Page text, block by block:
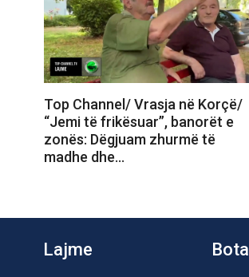
Top Channel/ Vrasja në Korçë/
“Jemi të frikësuar”, banorët e
zonës: Dëgjuam zhurmë të
madhe dhe…
Lajme Bota